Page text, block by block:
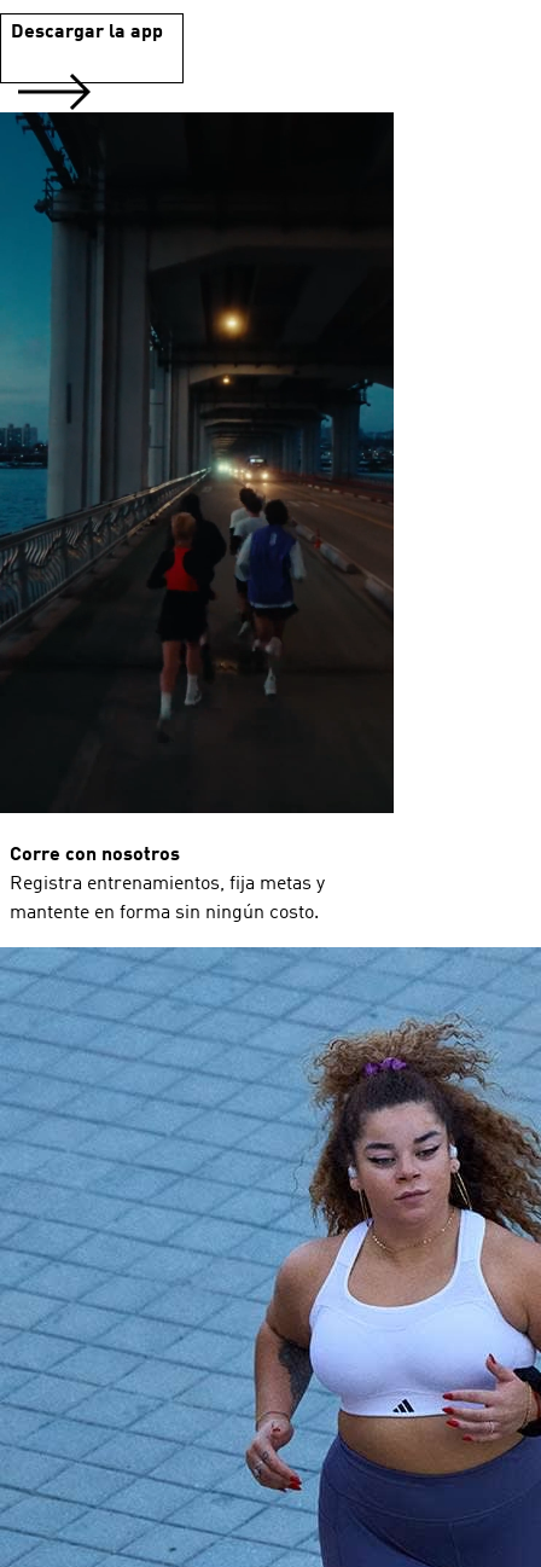
Descargar la app
Corre con nosotros
Registra entrenamientos, fija metas y
mantente en forma sin ningún costo.